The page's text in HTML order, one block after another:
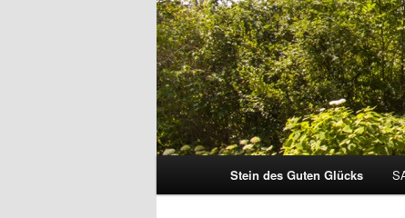
Zum
Stein des Guten Glücks